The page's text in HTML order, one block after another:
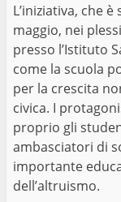
L’iniziativa, che
maggio, nei
presso l’Istituto
come la scuola
per la crescita
civica. I
proprio gli
ambasciatori di
importante
dell’altruismo.